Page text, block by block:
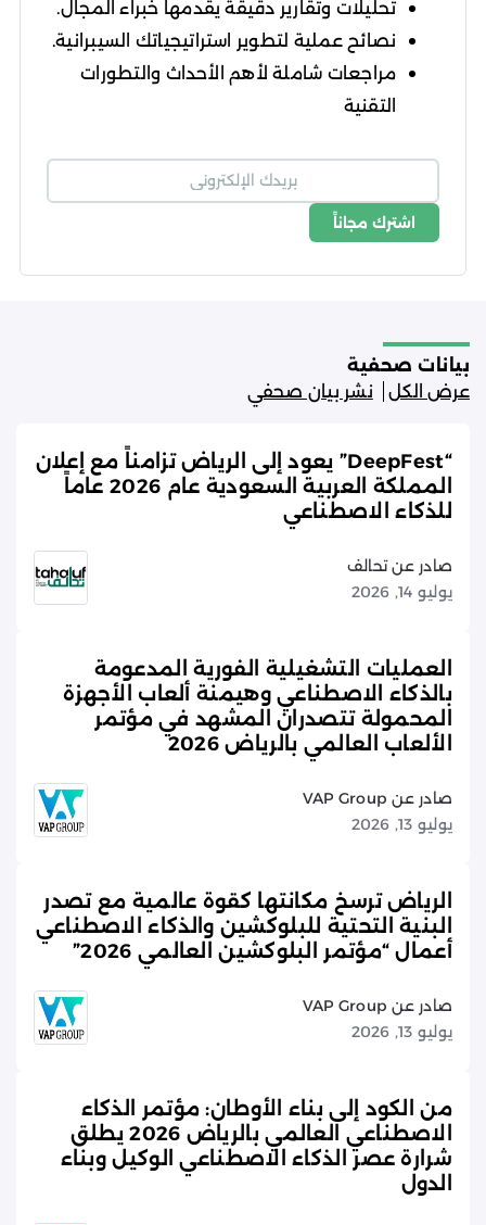
تحليلات وتقارير دقيقة يقدمها خبراء المجال.
نصائح عملية لتطوير استراتيجياتك السيبرانية.
مراجعات شاملة لأهم الأحداث والتطورات
التقنية
اشترك مجاناً
بيانات صحفية
عرض الكل
نشر بيان صحفي
“DeepFest” يعود إلى الرياض تزامناً مع إعلان
المملكة العربية السعودية عام 2026 عاماً
للذكاء الاصطناعي
صادر عن تحالف
يوليو 14, 2026
العمليات التشغيلية الفورية المدعومة
بالذكاء الاصطناعي وهيمنة ألعاب الأجهزة
المحمولة تتصدران المشهد في مؤتمر
الألعاب العالمي بالرياض 2026
صادر عن VAP Group
يوليو 13, 2026
الرياض ترسخ مكانتها كقوة عالمية مع تصدر
البنية التحتية للبلوكشين والذكاء الاصطناعي
أعمال “مؤتمر البلوكشين العالمي 2026”
صادر عن VAP Group
يوليو 13, 2026
من الكود إلى بناء الأوطان: مؤتمر الذكاء
الاصطناعي العالمي بالرياض 2026 يطلق
شرارة عصر الذكاء الاصطناعي الوكيل وبناء
الدول